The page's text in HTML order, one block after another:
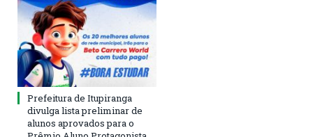
Prefeitura de Itupiranga
divulga lista preliminar de
alunos aprovados para o